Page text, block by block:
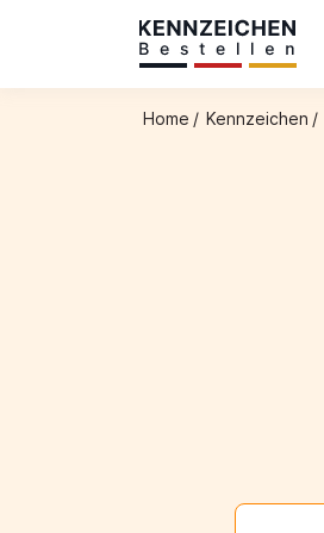
Home / Kennzeichen /